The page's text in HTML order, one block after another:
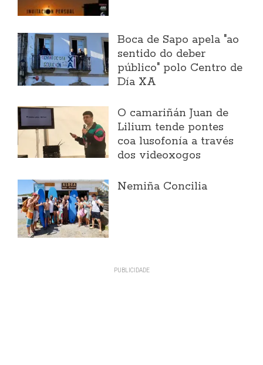
Boca de Sapo apela "ao
sentido do deber
público" polo Centro de
Día XA
O camariñán Juan de
Lilium tende pontes
coa lusofonía a través
dos videoxogos
Nemiña Concilia